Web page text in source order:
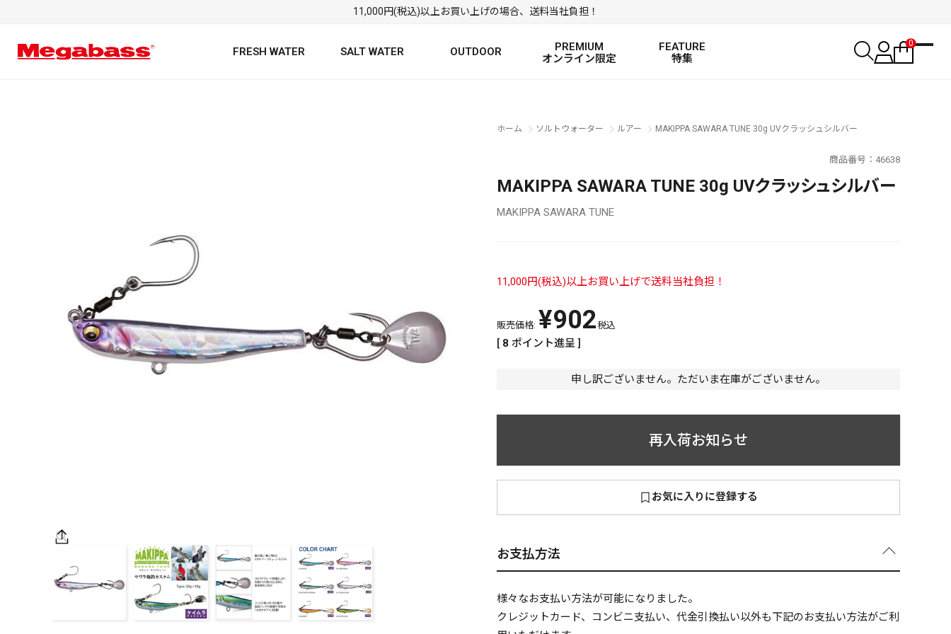
11,000円(税込)以上お買い上げの場合、送料当社負担！
FRESH WATER
TROUT ROD TROUT LURE
SALT WATER
SALTWATER LURE
OUTDOOR
PREMIUM
オンライン限定
FEATURE
特集
0
絞り込み検索
カテゴリ
OUTDOOR
在庫あり
ホーム ソルトウォーター ルアー MAKIPPA SAWARA TUNE 30g UVクラッシュシルバー
商品番号 46638
MAKIPPA SAWARA TUNE 30g UVクラッシュシルバー
MAKIPPA SAWARA TUNE
11,000円(税込)以上お買い上げで送料当社負担！
申し訳ございません。ただいま在庫がございません。
販売価格: ¥902税込
[ 8 ポイント進呈 ]
再入荷お知らせ
お気に入りに登録する
お支払方法
様々なお支払い方法が可能になりました。
クレジットカード、コンビニ支払い、代金引換払い以外も下記のお支払い方法がご利